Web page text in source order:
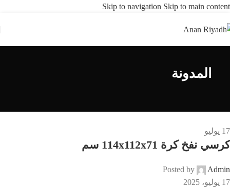
Skip to navigation Skip to main content
المدونة
17 يوليو
كرسي نفخ كرة 114x112x71 سم
Posted by
Admin
17 يوليو، 2025